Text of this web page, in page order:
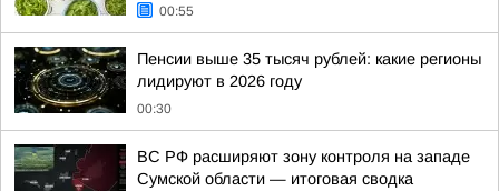
00:55
Пенсии выше 35 тысяч рублей: какие регионы
лидируют в 2026 году
00:30
ВС РФ расширяют зону контроля на западе
Сумской области — итоговая сводка